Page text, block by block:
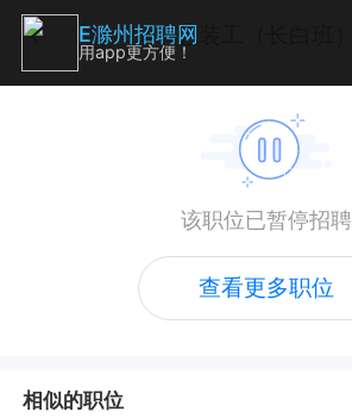
包装工（长白班）
该职位已暂停招聘
查看更多职位
相似的职位
E滁州招聘网
用app更方便！